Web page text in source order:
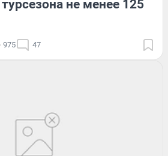
не менее 125
975 47